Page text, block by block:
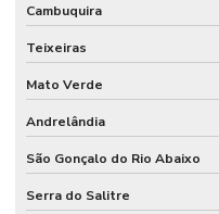
Cambuquira
Teixeiras
Mato Verde
Andrelândia
São Gonçalo do Rio Abaixo
Serra do Salitre